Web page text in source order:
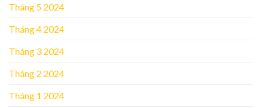
Tháng 5 2024
Tháng 4 2024
Tháng 3 2024
Tháng 2 2024
Tháng 1 2024